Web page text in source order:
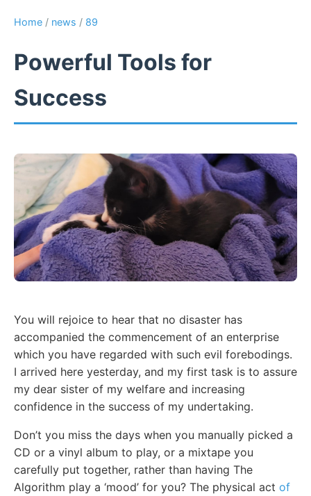
Home / news / 89
Powerful Tools for
Success
You will rejoice to hear that no disaster has
accompanied the commencement of an enterprise
which you have regarded with such evil forebodings.
I arrived here yesterday, and my first task is to assure
my dear sister of my welfare and increasing
confidence in the success of my undertaking.
Don’t you miss the days when you manually picked a
CD or a vinyl album to play, or a mixtape you
carefully put together, rather than having The
Algorithm play a ‘mood’ for you? The physical act of